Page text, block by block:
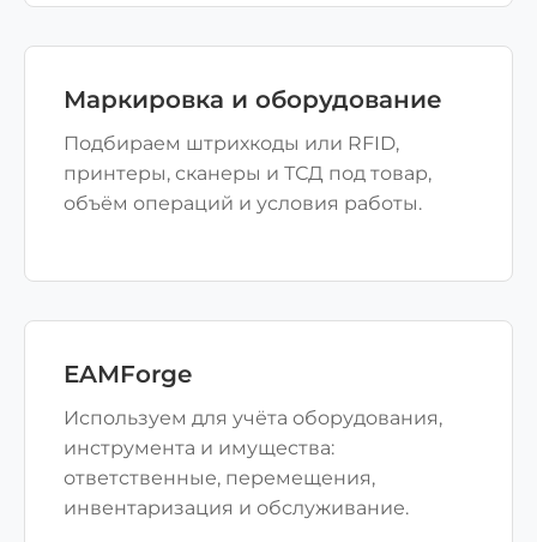
Маркировка и оборудование
Подбираем штрихкоды или RFID,
принтеры, сканеры и ТСД под товар,
объём операций и условия работы.
EAMForge
Используем для учёта оборудования,
инструмента и имущества:
ответственные, перемещения,
инвентаризация и обслуживание.